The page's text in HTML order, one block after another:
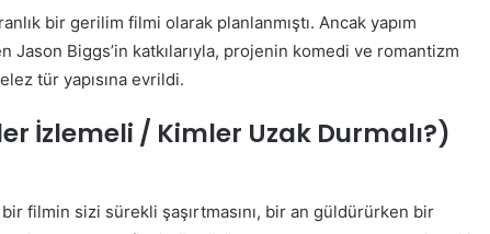
bir gerilim filmi olarak planlanmıştı. Ancak yapım
Biggs’in katkılarıyla, projenin komedi ve romantizm
tür yapısına evrildi.
İzlemeli / Kimler Uzak Durmalı?)
filmin sizi sürekli şaşırtmasını, bir an güldürürken bir